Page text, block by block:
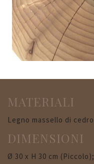
MATERIALI
Legno massello di cedro
DIMENSIONI
Ø 30 x H 30 cm (Piccolo);